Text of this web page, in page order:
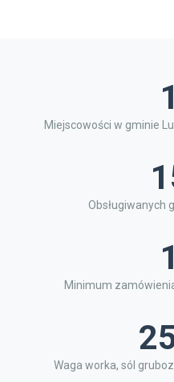
Miejscowości w gminie
Obsługiwanych
Minimum
Waga worka, sól